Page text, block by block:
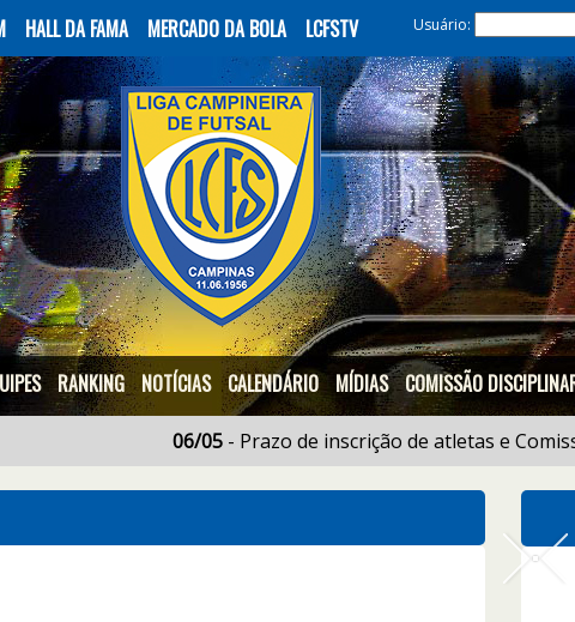
HALL DA FAMA MERCADO DA BOLA LCFSTV Usuário:
RANKING NOTÍCIAS CALENDÁRIO MÍDIAS COMISSÃO
- Prazo de inscrição de atletas e Comissão